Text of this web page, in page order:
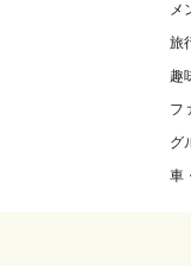
メ
旅
趣
フ
グ
車